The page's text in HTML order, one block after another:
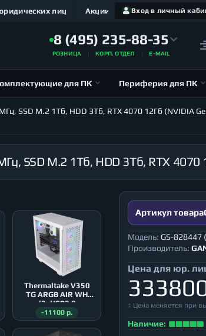
Вход в личный
лиц Акции
8 (495) 235-88-35
РОЗНИЦА КОРП. ОТДЕЛ E-MAIL
для ПК Периферия для ПК
SSD M.2 1Тб, HDD 3Тб, RTX 4070 12Гб (NVIDIA
Thermaltake V350
TG ARGB AIR WH
(2xUSB2.0
1xUSB3.0)
-11100 р.
Артикул товара
Модель: GS-828447
Производитель:
Цена для юр.
↕ Цена меняется при
Наличие: